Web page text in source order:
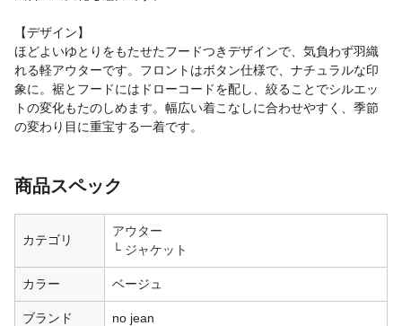
【デザイン】
ほどよいゆとりをもたせたフードつきデザインで、気負わず羽織
れる軽アウターです。フロントはボタン仕様で、ナチュラルな印
象に。裾とフードにはドローコードを配し、絞ることでシルエッ
トの変化もたのしめます。幅広い着こなしに合わせやすく、季節
の変わり目に重宝する一着です。
商品スペック
カテゴリ
アウター
ジャケット
カラー ベージュ
ブランド no jean